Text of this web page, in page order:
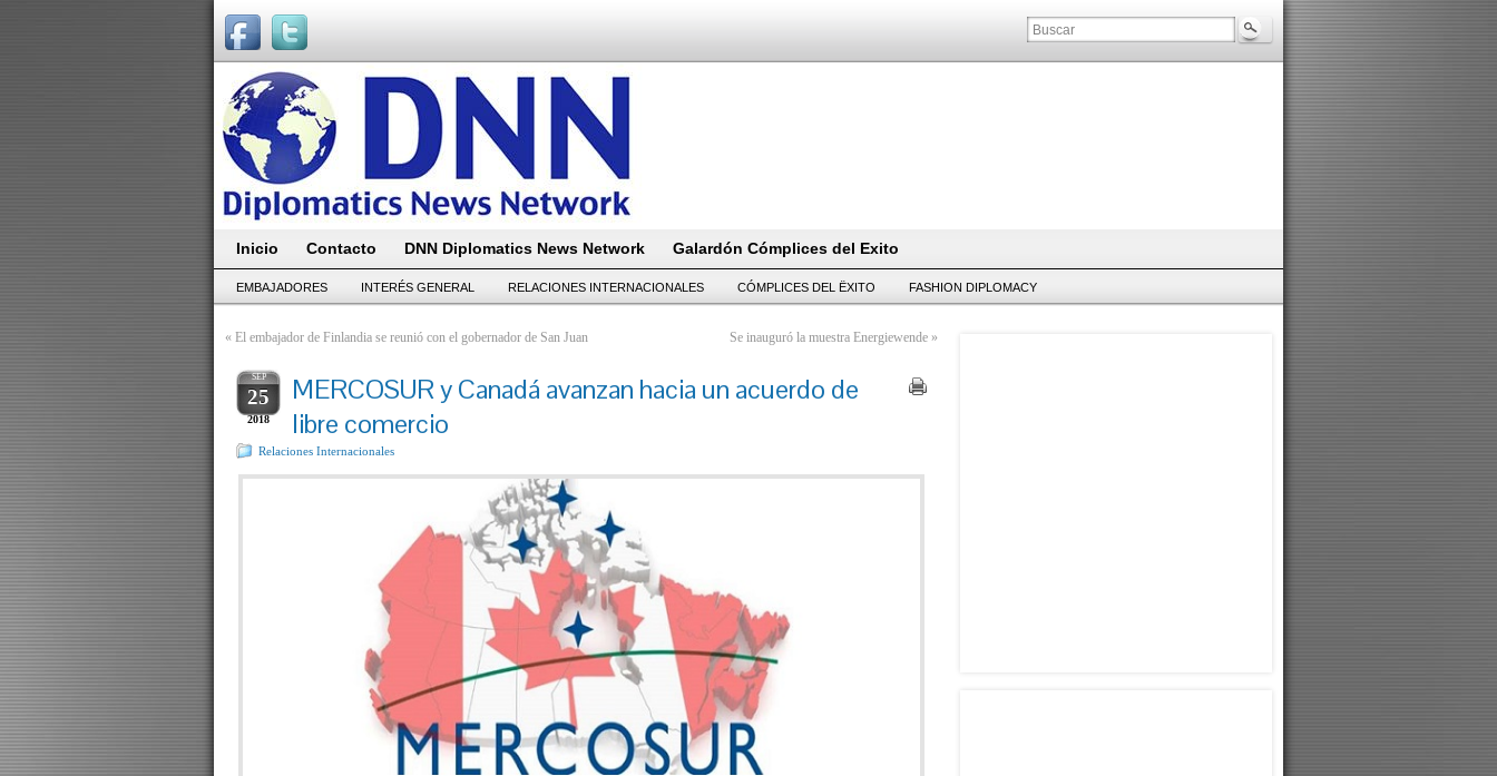
Inicio Contacto DNN Diplomatics News Network Galardón Cómplices del Exito
EMBAJADORES INTERÉS GENERAL RELACIONES INTERNACIONALES CÓMPLICES DEL ËXITO FASHION DIPLOMACY
« El embajador de Finlandia se reunió con el gobernador de San Juan Se inauguró la muestra Energiewende »
SEP
25
2018
MERCOSUR y Canadá avanzan hacia un acuerdo de
libre comercio
Relaciones Internacionales